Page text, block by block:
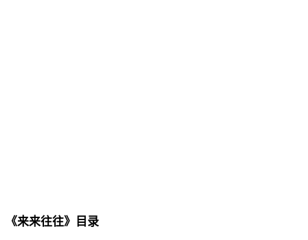
《来来往往》目录